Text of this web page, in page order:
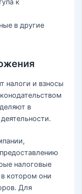
к
в другие
налоги и взносы
в
налоговые
котором они
Для